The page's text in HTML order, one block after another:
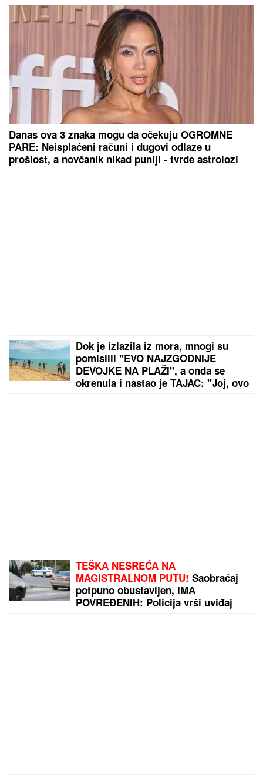
Danas ova 3 znaka mogu da očekuju OGROMNE
PARE: Neisplaćeni računi i dugovi odlaze u
prošlost, a novčanik nikad puniji - tvrde astrolozi
Dok je izlazila iz mora, mnogi su
pomislili "EVO NAJZGODNIJE
DEVOJKE NA PLAŽI", a onda se
okrenula i nastao je TAJAC: "Joj, ovo
TEŠKA NESREĆA NA
MAGISTRALNOM PUTU! Saobraćaj
potpuno obustavljen, IMA
POVREĐENIH: Policija vrši uviđaj